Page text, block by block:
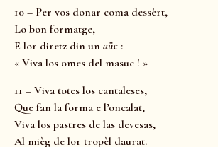
10 – Per vos donar coma dessèrt,
Lo bon formatge,
E lor diretz din un aüc :
« Viva los omes del masuc ! »
11 – Viva totes los cantaleses,
Que fan la forma e l’oncalat,
Viva los pastres de las devesas,
Al mièg de lor tropèl daurat.